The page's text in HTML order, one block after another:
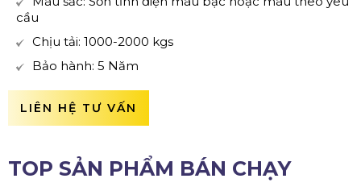
cầu
Chịu tải: 1000-2000 kgs
Bảo hành: 5 Năm
LIÊN HỆ TƯ VẤN
TOP SẢN PHẨM BÁN CHẠY